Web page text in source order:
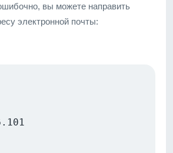
вы можете направить
электронной почты: